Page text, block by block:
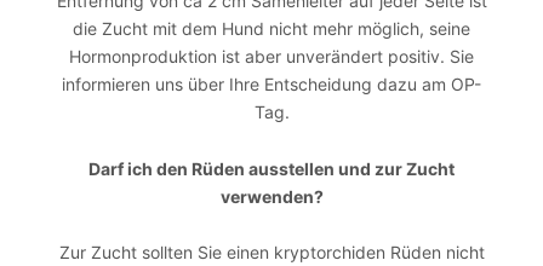
die Zucht mit dem Hund nicht mehr möglich, seine
Hormonproduktion ist aber unverändert positiv. Sie
informieren uns über Ihre Entscheidung dazu am OP-
Tag.
Darf ich den Rüden ausstellen und zur Zucht
verwenden?
Zur Zucht sollten Sie einen kryptorchiden Rüden nicht